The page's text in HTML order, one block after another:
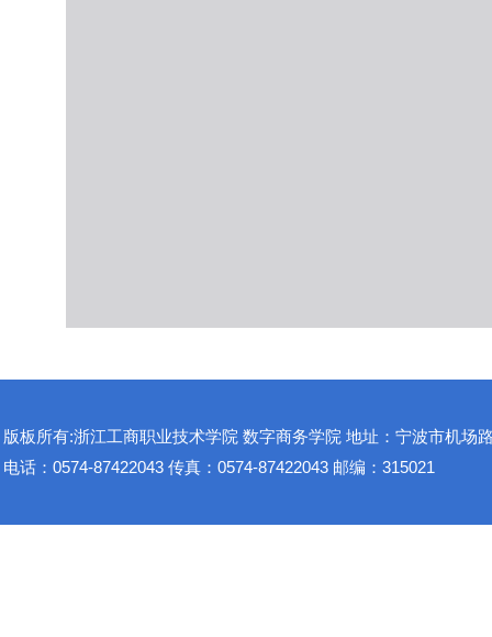
版板所有:浙江工商职业技术学院 数字商务学院 地址：宁波市机场
电话：0574-87422043 传真：0574-87422043 邮编：315021